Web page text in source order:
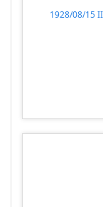
1928/08/15 II